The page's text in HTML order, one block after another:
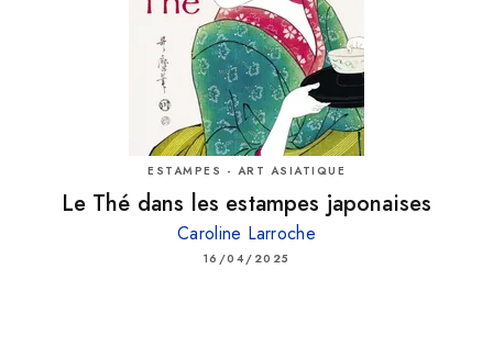
ESTAMPES - ART ASIATIQUE
Le Thé dans les estampes japonaises
Caroline Larroche
16/04/2025